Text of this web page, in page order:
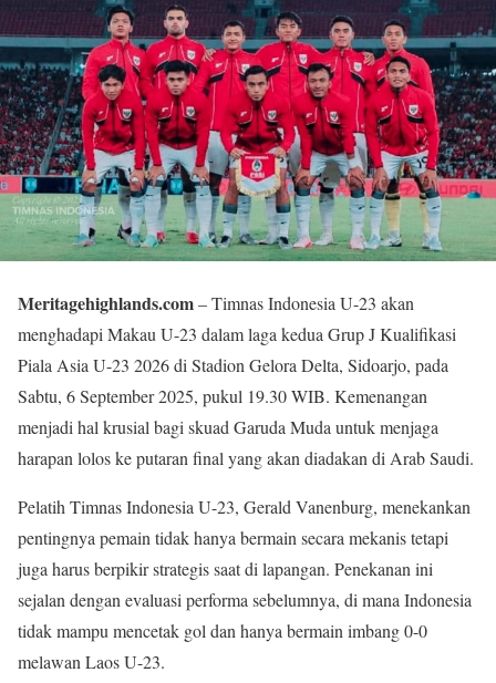
Meritagehighlands.com– Timnas Indonesia U-23 akan
menghadapi Makau U-23 dalam laga kedua Grup J Kualifikasi
Piala Asia U-23 2026 di Stadion Gelora Delta, Sidoarjo, pada
Sabtu, 6 September 2025, pukul 19.30 WIB. Kemenangan
menjadi hal krusial bagi skuad Garuda Muda untuk menjaga
harapan lolos ke putaran final yang akan diadakan di Arab Saudi.
Pelatih Timnas Indonesia U-23, Gerald Vanenburg, menekankan
pentingnya pemain tidak hanya bermain secara mekanis tetapi
juga harus berpikir strategis saat di lapangan. Penekanan ini
sejalan dengan evaluasi performa sebelumnya, di mana Indonesia
tidak mampu mencetak gol dan hanya bermain imbang 0-0
melawan Laos U-23.